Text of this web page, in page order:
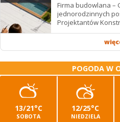
Firma budowlana –
jednorodzinnych
Projektantów Konstrukcji. Forma
podwykonawstwo – zdalnie.
POGODA W
13/21°C
SOBOTA
12/25°C
NIEDZIELA